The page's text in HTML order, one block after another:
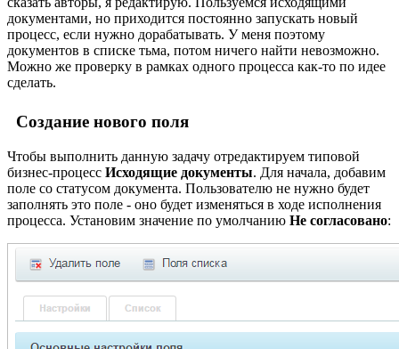
документами, но приходится постоянно запускать новый
процесс, если нужно дорабатывать. У меня поэтому
документов в списке тьма, потом ничего найти невозможно.
Можно же проверку в рамках одного процесса как-то по идее
сделать.
Создание нового поля
Чтобы выполнить данную задачу отредактируем типовой
бизнес-процесс Исходящие документы. Для начала, добавим
поле со статусом документа. Пользователю не нужно будет
заполнять это поле - оно будет изменяться в ходе исполнения
процесса. Установим значение по умолчанию Не согласовано: